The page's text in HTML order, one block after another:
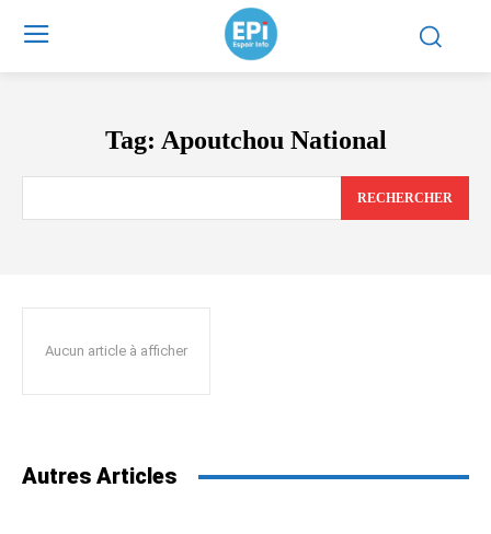
Tag: Apoutchou National
RECHERCHER
Aucun article à afficher
Autres Articles